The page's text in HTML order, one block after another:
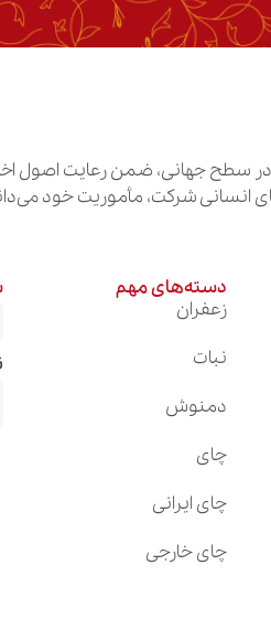
سطح جهانی، ضمن رعایت اصول
انسانی شرکت، مأموریت خود
دسته‌های مهم
زعفران
نبات
دمنوش
چای
چای ایرانی
چای خارجی